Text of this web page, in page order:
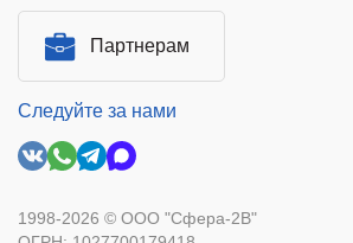
Партнерам
Следуйте за нами
1998-2026 © ООО "Сфера-2В"